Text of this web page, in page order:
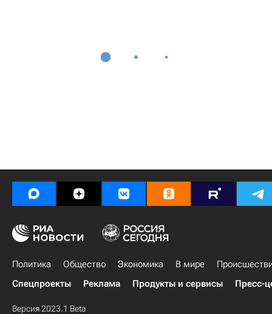
Политика Общество Экономика В мире
Спецпроекты
Реклама Продукты и сервисы Пресс-
Версия 2023.1 Beta